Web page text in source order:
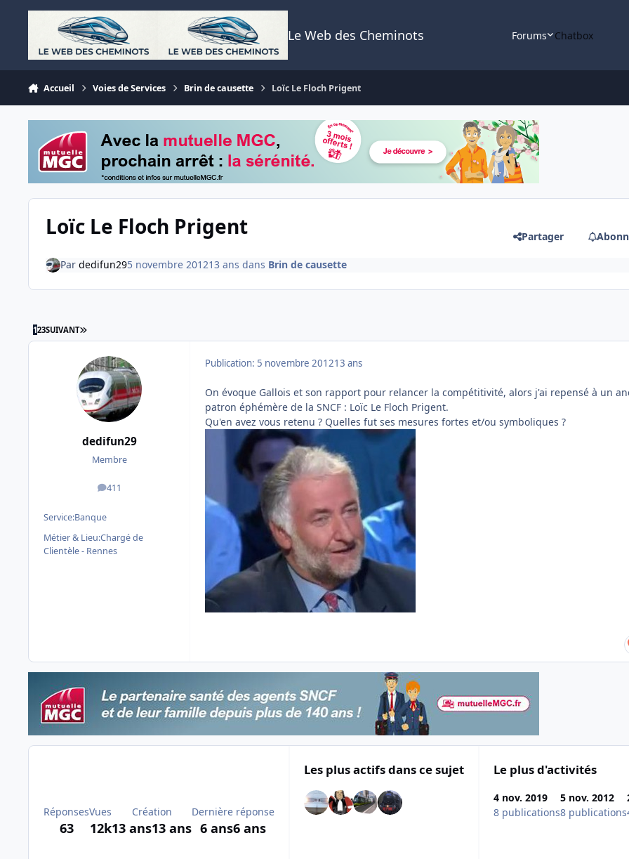
Aller au contenu
Le Web des Cheminots Forums Chatbox
Accueil Voies de Services Brin de causette Loïc Le Floch Prigent
Loïc Le Floch Prigent Partager
Par dedifun295 novembre 201213 ans dans Brin de causette
123SUIVANT DERNIÈRE PAGE
dedifun29
Membre
411
messages
Service:Banque
Métier & Lieu:Chargé de
Clientèle - Rennes
Publication: 5 novembre 201213 ans
On évoque Gallois et son rapport pour relancer la compétitivité, alors j'ai repensé à un
patron éphémère de la SNCF : Loïc Le Floch Prigent.
Qu'en avez vous retenu ? Quelles fut ses mesures fortes et/ou symboliques ?
Réponses
63
Vues
12k
Création
13 ans13 ans
Dernière réponse
6 ans6 ans
Les plus actifs dans ce sujet Le plus d'activités
4 nov. 2019
8 publications
5 nov. 2012
8 publications